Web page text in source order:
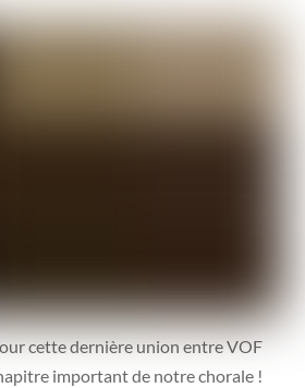
cette dernière union entre VOF
important de notre chorale !